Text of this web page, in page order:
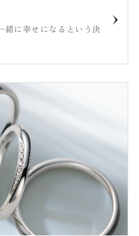
緒に幸せになるという決